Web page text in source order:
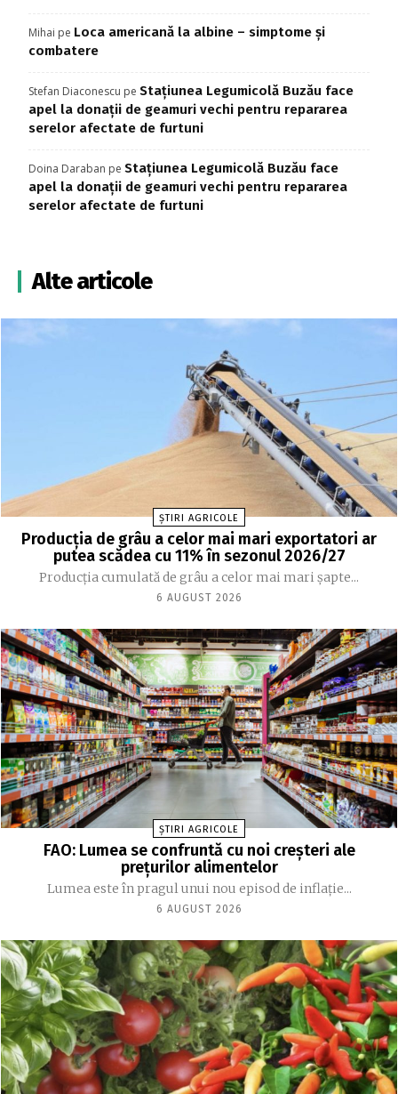
Mihai pe Loca americană la albine – simptome și
combatere
Stefan Diaconescu pe Stațiunea Legumicolă Buzău face
apel la donații de geamuri vechi pentru repararea
serelor afectate de furtuni
Doina Daraban pe Stațiunea Legumicolă Buzău face
apel la donații de geamuri vechi pentru repararea
serelor afectate de furtuni
Alte articole
ȘTIRI AGRICOLE
Producția de grâu a celor mai mari exportatori ar
putea scădea cu 11% în sezonul 2026/27
Producția cumulată de grâu a celor mai mari șapte...
6 AUGUST 2026
ȘTIRI AGRICOLE
FAO: Lumea se confruntă cu noi creşteri ale
preţurilor alimentelor
Lumea este în pragul unui nou episod de inflaţie...
6 AUGUST 2026